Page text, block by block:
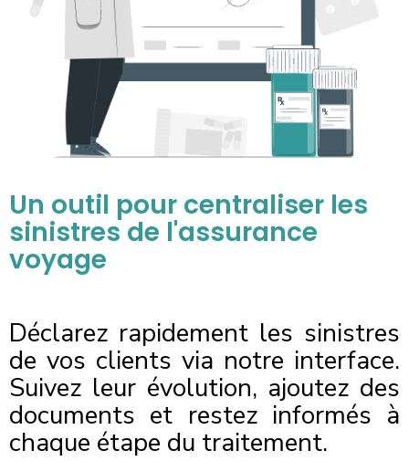
Un outil pour centraliser les
sinistres de l'assurance
voyage
Déclarez rapidement les sinistres
de vos clients via notre interface.
Suivez leur évolution, ajoutez des
documents et restez informés à
chaque étape du traitement.